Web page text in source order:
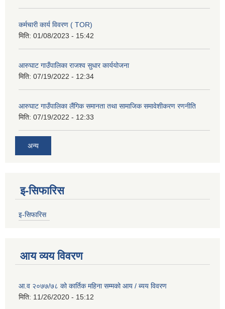
कर्मचारी कार्य विवरण ( TOR)
मिति: 01/08/2023 - 15:42
आरुघाट गाउँपालिका राजश्व सुधार कार्ययोजना
मिति: 07/19/2022 - 12:34
आरुघाट गाउँपालिका लैंगिक समानता तथा सामाजिक समावेशीकरण रणनीति
मिति: 07/19/2022 - 12:33
अन्य
इ-सिफारिस
इ-सिफारिस
आय व्यय विवरण
आ.व २०७७/७८ को कार्तिक महिना सम्मको आय / ब्यय विवरण
मिति: 11/26/2020 - 15:12